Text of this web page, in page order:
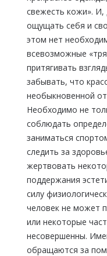
свежесть кожи». И,
ощущать себя и
этом нет
всевозможные
притягивать
забывать, что
необыкновенной
Необходимо не
соблюдать
заниматься
следить за
жертвовать
поддержания
силу
человек не может
или некоторые
несовершенны.
обращаются за